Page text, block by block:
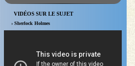
VIDÉOS SUR LE SUJET
› Sherlock Holmes